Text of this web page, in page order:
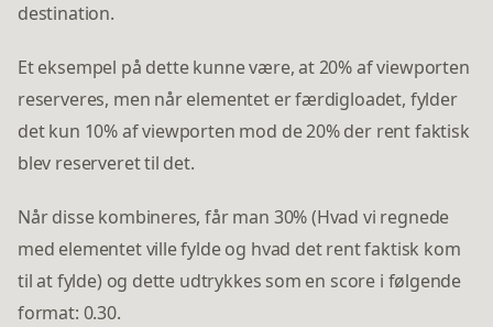
destination.
Et eksempel på dette kunne være, at 20% af viewporten
reserveres, men når elementet er færdigloadet, fylder
det kun 10% af viewporten mod de 20% der rent faktisk
blev reserveret til det.
Når disse kombineres, får man 30% (Hvad vi regnede
med elementet ville fylde og hvad det rent faktisk kom
til at fylde) og dette udtrykkes som en score i følgende
format: 0.30.